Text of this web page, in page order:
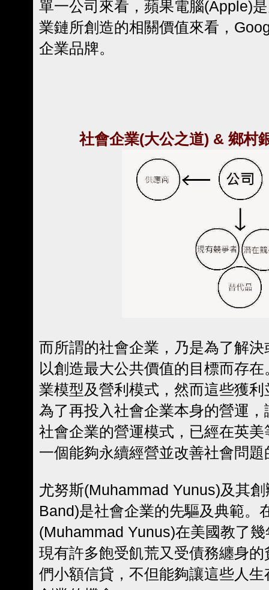
單一公司來看，蘋果電腦(Apple)
業鏈所創造的相關價值來看，
企業品牌。
社會企業(大公之道) & 鄉村
而所謂的社會企業，乃是為了解
以創造最大公共價值的目標而存
業模型及營利模式，然而這些獲
為了再投入社會企業本身的營運
社會企業的營運模式，已經在英
一個能夠永續經營並改善社會問
尤努斯(Muhammad Yunus)及其
Band)是社會企業的先驅及典範。
(Muhammad Yunus)在美國教了
現有許多飽受飢荒又受債務纏身
們小額信貸，不但能夠讓這些人